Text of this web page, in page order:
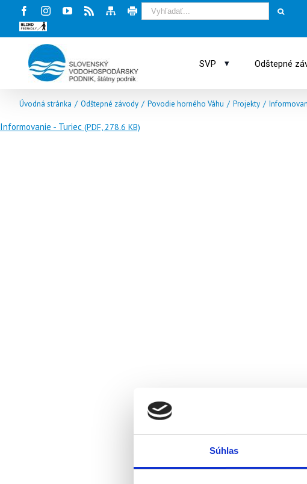
Súhlas
FacebookInstagram
YoutubeRssMapa Tlač
stránky
Blind
friendly
SVP ▾ Odštepné
Úvodná stránka / Odštepné závody / Povodie horného Váhu / Projekty /
Informovanie - Turiec (PDF, 278.6 KB)